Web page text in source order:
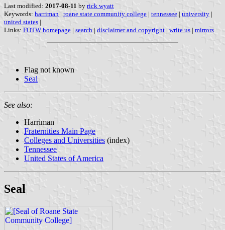
Last modified: 2017-08-11 by rick wyatt
Keywords: harriman | roane state community college | tennessee | university |
united states |
Links: FOTW homepage | search | disclaimer and copyright | write us | mirrors
Flag not known
Seal
See also:
Harriman
Fraternities Main Page
Colleges and Universities (index)
Tennessee
United States of America
Seal